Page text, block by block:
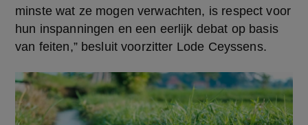
minste wat ze mogen verwachten, is respect voor
hun inspanningen en een eerlijk debat op basis
van feiten,” besluit voorzitter Lode Ceyssens.